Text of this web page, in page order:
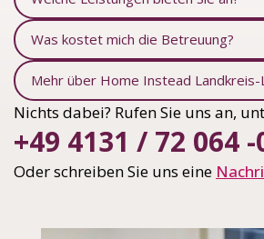
Was kostet mich die Betreuung?
Mehr über Home Instead Landkreis-
Nichts dabei? Rufen Sie uns an,
+49 4131 / 72 064 -
Oder schreiben Sie uns eine